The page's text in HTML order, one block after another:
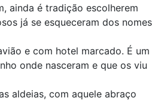
ainda é tradição escolherem
já se esqueceram dos nomes
e com hotel marcado. É um
onde nasceram e que os viu
aldeias, com aquele abraço